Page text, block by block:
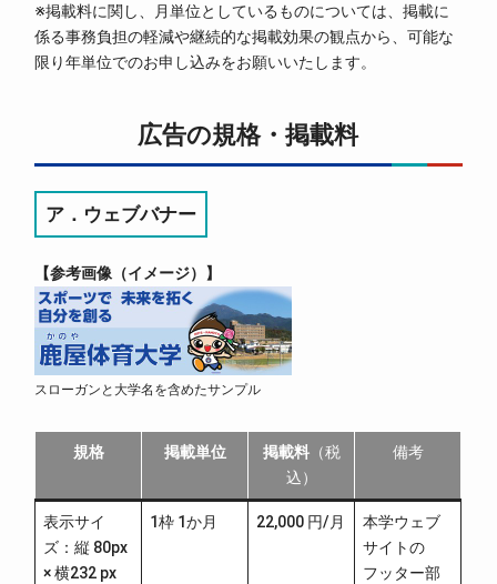
※掲載料に関し、月単位としているものについては、掲載に
係る事務負担の軽減や継続的な掲載効果の観点から、可能な
限り年単位でのお申し込みをお願いいたします。
広告の規格・掲載料
ア．ウェブバナー
参考画像（イメージ）
スローガンと大学名を含めたサンプル
規格 掲載単位 掲載料（税
込）
備考
表示サイ
ズ：縦 80px
× 横232 px
1枠 1か月 22,000 円/月
本学ウェブ
サイトの
フッター部